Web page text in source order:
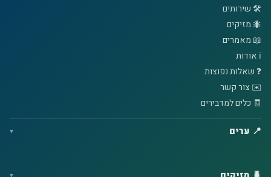
🛠️ שירותים
🐜 מזיקים
📖 מאמרים
ℹ️ אודות
❓ שאלות נפוצות
✉️ צור קשר
🧾 כלים למדבירים
📍 ערים